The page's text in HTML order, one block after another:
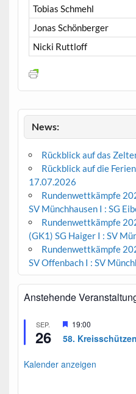
Tobias Schmehl
Jonas Schönberger
Nicki Ruttloff
News:
Rückblick auf das
Rückblick auf die
17.07.2026
Rundenwettkämpfe
SV Münchhausen I : SG
Rundenwettkämpfe
(GK1) SG Haiger I : SV
Rundenwettkämpfe
SV Offenbach I : SV
Anstehende
SEP.
26
H
r
o
19:00
58.
Kalender anzeigen